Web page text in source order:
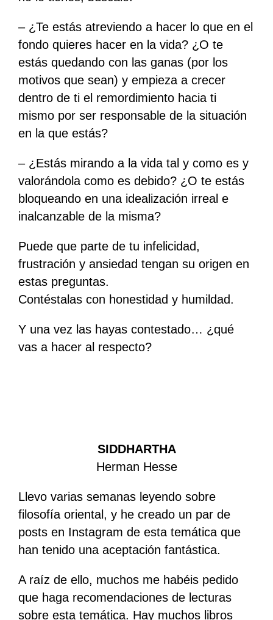
– ¿Te estás atreviendo a hacer lo que en el
fondo quieres hacer en la vida? ¿O te
estás quedando con las ganas (por los
motivos que sean) y empieza a crecer
dentro de ti el remordimiento hacia ti
mismo por ser responsable de la situación
en la que estás?
– ¿Estás mirando a la vida tal y como es y
valorándola como es debido? ¿O te estás
bloqueando en una idealización irreal e
inalcanzable de la misma?
Puede que parte de tu infelicidad,
frustración y ansiedad tengan su origen en
estas preguntas.
Contéstalas con honestidad y humildad.
Y una vez las hayas contestado… ¿qué
vas a hacer al respecto?
SIDDHARTHA
Herman Hesse
Llevo varias semanas leyendo sobre
filosofía oriental, y he creado un par de
posts en Instagram de esta temática que
han tenido una aceptación fantástica.
A raíz de ello, muchos me habéis pedido
que haga recomendaciones de lecturas
sobre esta temática. Hay muchos libros